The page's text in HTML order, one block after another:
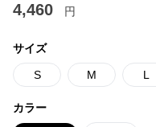
4,460 円
サイズ
S M L
カラー